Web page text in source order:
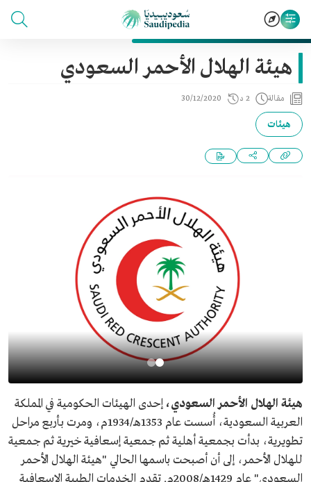
هيئة الهلال الأحمر السعودي
مقالة 2 د 30/12/2020
هيئات
هيئة الهلال الأحمر السعودي، إحدى الهيئات الحكومية في المملكة
العربية السعودية، أُسست عام 1353هـ/1934م، ومرت بأربع مراحل
تطويرية، بدأت بجمعية أهلية ثم جمعية إسعافية خيرية ثم جمعية
للهلال الأحمر، إلى أن أصبحت باسمها الحالي "هيئة الهلال الأحمر
السعودي" عام 1429هـ/2008م. تقدم الخدمات الطبية الإسعافية